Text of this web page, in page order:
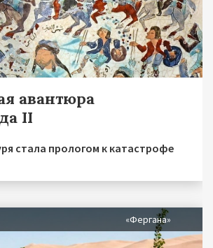
авантюра
II
стала прологом к катастрофе
«Фергана»